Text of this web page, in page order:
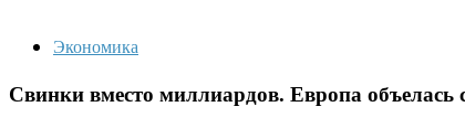
Экономика
Свинки вместо миллиардов. Европа объелась